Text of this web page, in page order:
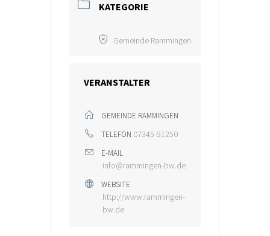
KATEGORIE
Gemeinde Rammingen
VERANSTALTER
GEMEINDE RAMMINGEN
TELEFON 07345-91250
E-MAIL
info@rammingen-bw.de
WEBSITE
http://www.rammingen-
bw.de